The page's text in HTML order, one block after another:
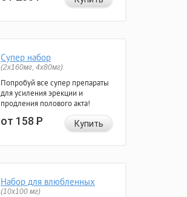
Супер набор
(2х160мг, 4х80мг)
Попробуй все супер препараты
для усиления эрекции и
продления полового акта!
от 158Р Купить
Набор для влюбленных
(10х100 мг)